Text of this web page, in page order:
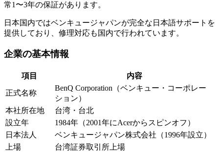
常1〜3年の保証があります。
日本国内ではベンキュージャパンが完全な日本語サポートを
提供しており、修理対応も国内で行われています。
企業の基本情報
項目 内容
正式名称
BenQ Corporation（ベンキュー・コーポレー
ション）
本社所在地
台湾・台北
設立年
1984年（2001年にAcerからスピンオフ）
日本法人
ベンキュージャパン株式会社（1996年設立）
上場
台湾証券取引所上場